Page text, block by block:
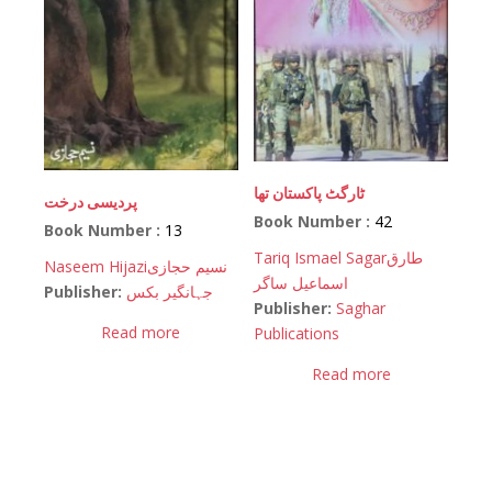
پردیسی درخت
Book Number : 13
Naseem Hijaziنسیم حجازی
Publisher: جہانگیر بکس
Read more
ٹارگٹ پاکستان تھا
Book Number : 42
Tariq Ismael Sagarطارق
اسماعیل ساگر
Publisher: Saghar
Publications
Read more